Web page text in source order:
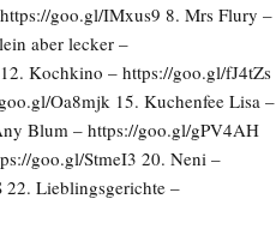
goo.gl/IMxus9 8. Mrs Flury –
aber lecker –
Kochkino – https://goo.gl/fJ4tZs
Oa8mjk 15. Kuchenfee Lisa –
Blum – https://goo.gl/gPV4AH
goo.gl/StmeI3 20. Neni –
22. Lieblingsgerichte –